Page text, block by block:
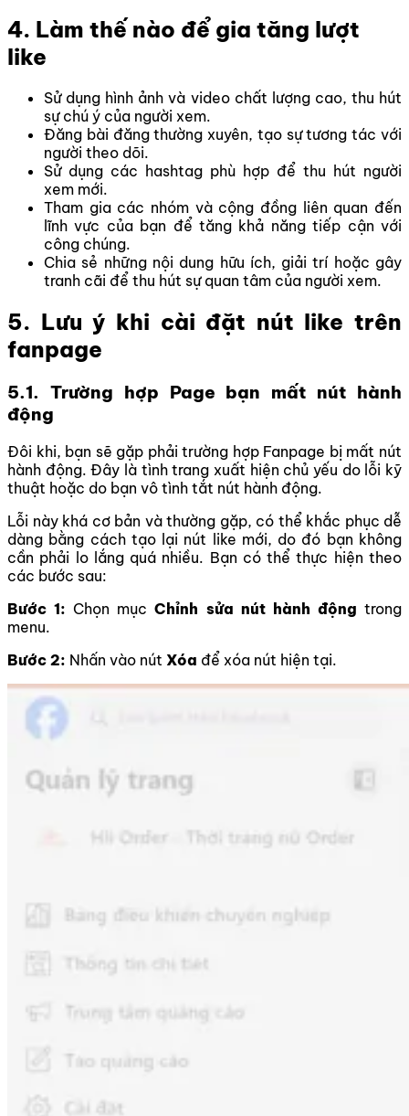
4. Làm thế nào để gia tăng lượt
like
Sử dụng hình ảnh và video chất lượng cao, thu hút
sự chú ý của người xem.
Đăng bài đăng thường xuyên, tạo sự tương tác với
người theo dõi.
Sử dụng các hashtag phù hợp để thu hút người
xem mới.
Tham gia các nhóm và cộng đồng liên quan đến
lĩnh vực của bạn để tăng khả năng tiếp cận với
công chúng.
Chia sẻ những nội dung hữu ích, giải trí hoặc gây
tranh cãi để thu hút sự quan tâm của người xem.
5. Lưu ý khi cài đặt nút like trên
fanpage
5.1. Trường hợp Page bạn mất nút hành
động
Đôi khi, bạn sẽ gặp phải trường hợp Fanpage bị mất nút
hành động. Đây là tình trang xuất hiện chủ yếu do lỗi kỹ
thuật hoặc do bạn vô tình tắt nút hành động.
Lỗi này khá cơ bản và thường gặp, có thể khắc phục dễ
dàng bằng cách tạo lại nút like mới, do đó bạn không
cần phải lo lắng quá nhiều. Bạn có thể thực hiện theo
các bước sau:
Bước 1: Chọn mụcChỉnh sửa nút hành động trong
menu.
Bước 2: Nhấn vào nút Xóa để xóa nút hiện tại.